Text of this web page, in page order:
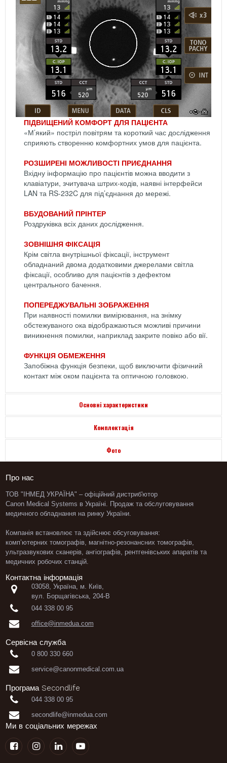
ПІДВИЩЕНИЙ КОМФОРТ ДЛЯ ПАЦІЄНТА
«М’який» постріл повітрям та короткий час дослідження
сприяють створенню комфортних умов для пацієнта.
РОЗШИРЕНІ МОЖЛИВОСТІ ПРИЄДНАННЯ
Вхідну інформацію про пацієнтів можна вводити з
клавіатури, зчитувача штрих-кодів, наявні інтерфейси
LAN та RS-232C для під’єднання до мережі.
ВБУДОВАНИЙ ПРІНТЕР
Роздруківка всіх даних дослідження.
ЗОВНІШНЯ ФІКСАЦІЯ
Крім світла внутрішньої фіксації, інструмент
обладнаний двома додатковими джерелами світла
фіксації, особливо для пацієнтів з дефектом
центрального бачення.
ПОПЕРЕДЖУВАЛЬНІ ЗОБРАЖЕННЯ
При наявності помилки вимірювання, на знімку
обстежуваного ока відображаються можливі причини
виникнення помилки, наприклад закрите повіко або вії.
ФУНКЦІЯ ОБМЕЖЕННЯ
Запобіжна функція безпеки, щоб виключити фізичний
контакт між оком пацієнта та оптичною головкою.
Основні характеристики
Комплектація
Фото
Про нас
ТОВ "ІНМЕД УКРАЇНА" – офіційний дистриб'ютор
Canon Medical Systems в Україні. Продаж та обслуговування
медичного обладнання на ринку України.
Компанія встановлює та здійснює обсуговування:
комп’ютерних томографів магнітно-резонансних томографів
ультразвукових сканерів ангіографів рентгенівських апаратів та
медичних робочих станцій.
Контактна інформація

03058, Україна, м. Київ,
вул. Борщагівська, 204-В
 044 338 00 95
 office@inmedua.com
Сервісна служба
 0 800 330 660
 service@canonmedical.com.ua
Програма Secondlife
 044 338 00 95
 secondlife@inmedua.com
Ми в соціальних мережах
   